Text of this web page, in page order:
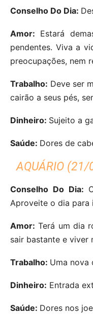
Conselho Do Dia:
Amor: Estará
pendentes. Viva a
preocupações, nem
Trabalho: Deve ser
cairão a seus pés,
Dinheiro: Sujeito a
Saúde: Dores de
AQUÁRIO
Conselho Do Dia:
Aproveite o dia para
Amor: Terá um dia
sair bastante e viver
Trabalho: Uma nova
Dinheiro: Entrada
Saúde: Dores nos